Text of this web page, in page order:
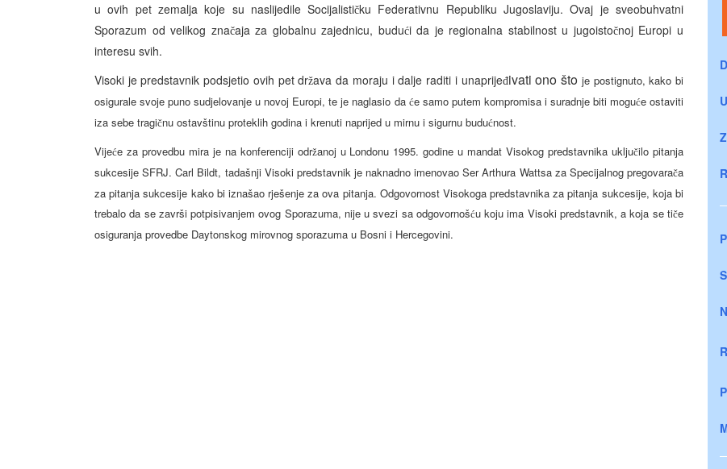
u ovih pet zemalja koje su naslijedile Socijalističku Federativnu Republiku Jugoslaviju. Ovaj je sveobuhvatni
Sporazum od velikog značaja za globalnu zajednicu, budući da je regionalna stabilnost u jugoistočnoj Europi u
interesu svih.
Visoki je predstavnik podsjetio ovih pet država da moraju i dalje raditi i unaprijeđivati ono što je postignuto, kako bi
osigurale svoje puno sudjelovanje u novoj Europi, te je naglasio da će samo putem kompromisa i suradnje biti moguće ostaviti
iza sebe tragičnu ostavštinu proteklih godina i krenuti naprijed u mirnu i sigurnu budućnost.
Vijeće za provedbu mira je na konferenciji održanoj u Londonu 1995. godine u mandat Visokog predstavnika uključilo pitanja
sukcesije SFRJ. Carl Bildt, tadašnji Visoki predstavnik je naknadno imenovao Ser Arthura Wattsa za Specijalnog pregovarača
za pitanja sukcesije kako bi iznašao rješenje za ova pitanja. Odgovornost Visokoga predstavnika za pitanja sukcesije, koja bi
trebalo da se završi potpisivanjem ovog Sporazuma, nije u svezi sa odgovornošću koju ima Visoki predstavnik, a koja se tiče
osiguranja provedbe Daytonskog mirovnog sporazuma u Bosni i Hercegovini.